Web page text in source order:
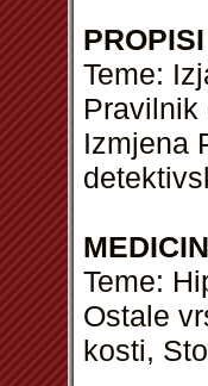
Teme:
Izmjena
Teme:
Ostale
kosti,